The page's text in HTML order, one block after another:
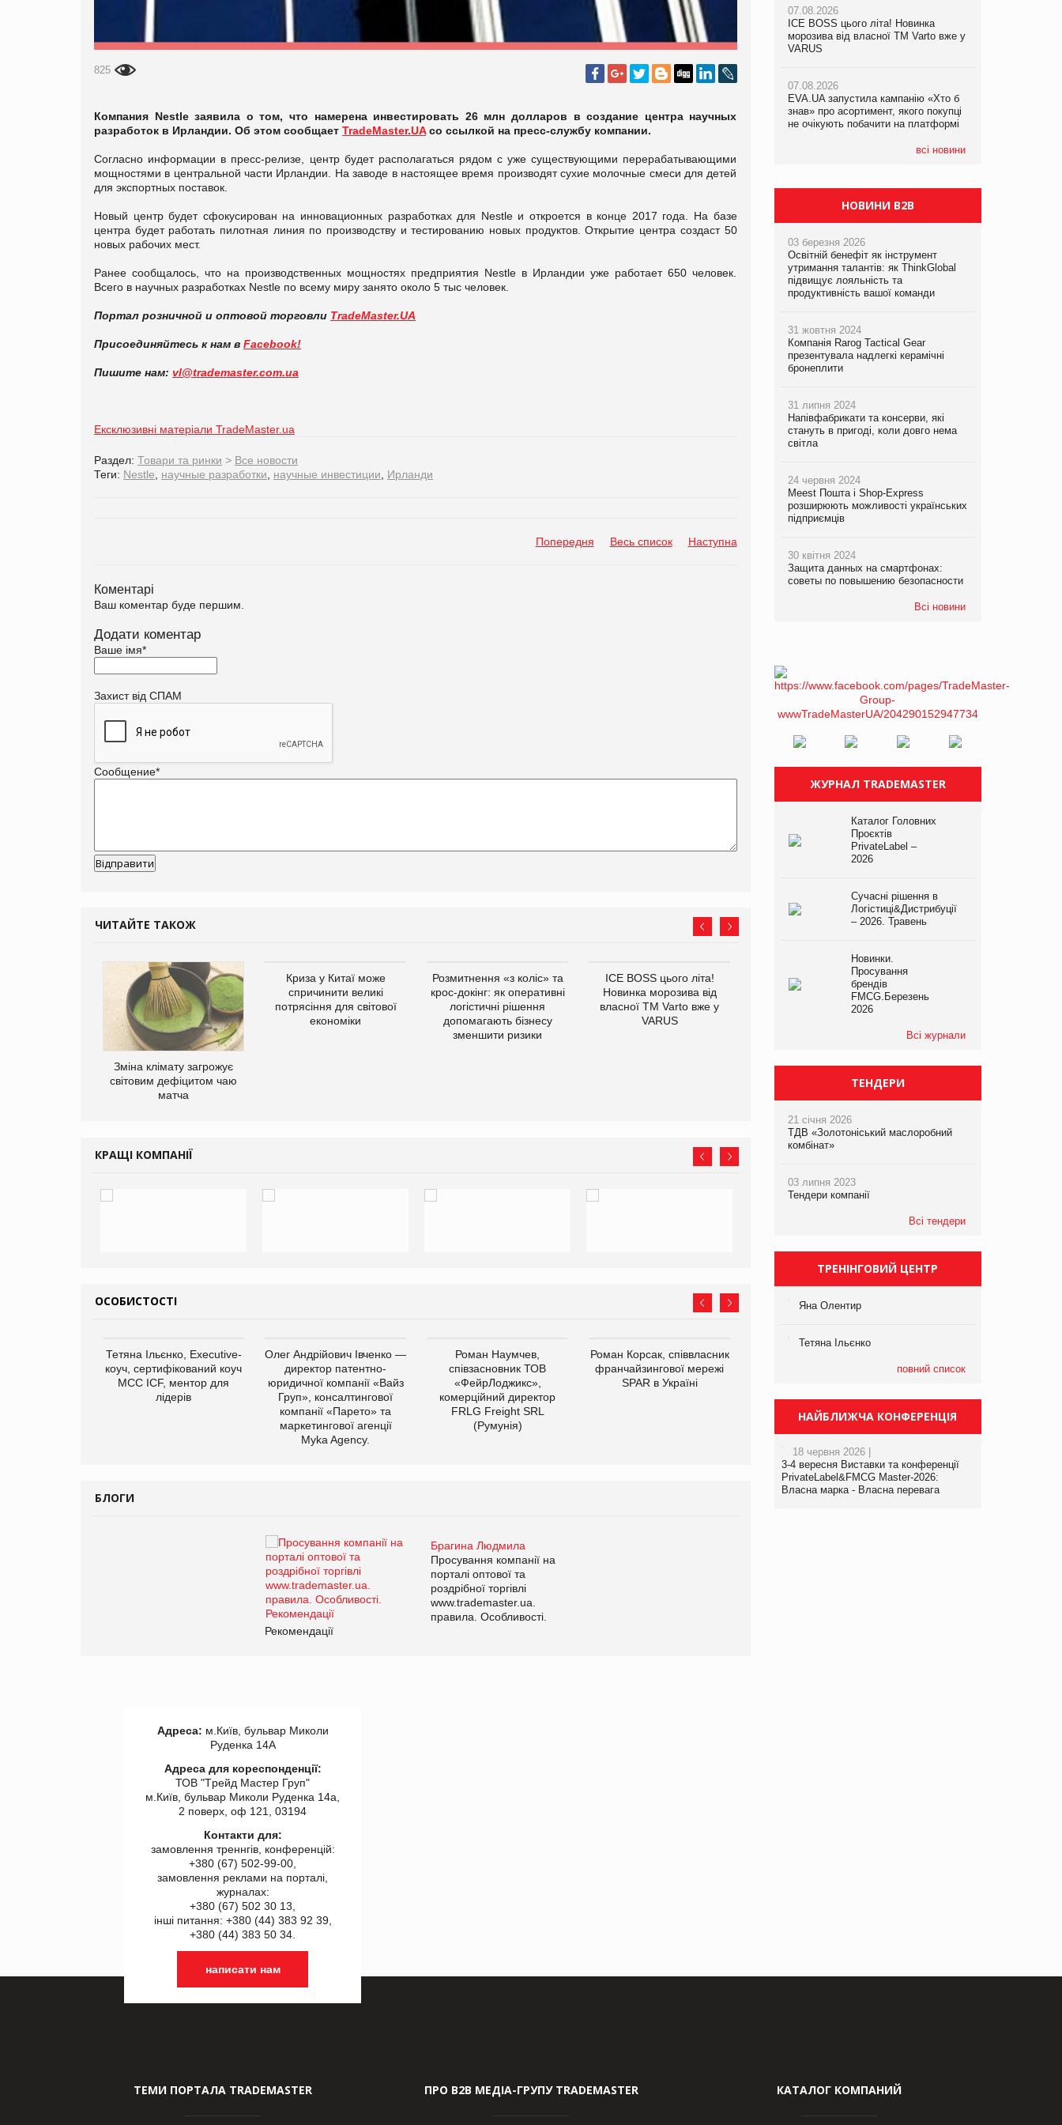
825
Компания Nestle заявила о том, что намерена инвестировать 26 млн долларов в создание центра научных
разработок в Ирландии. Об этом сообщает TradeMaster.UAсо ссылкой на пресс-службу компании.
Согласно информации в пресс-релизе, центр будет располагаться рядом с уже существующими перерабатывающими
мощностями в центральной части Ирландии. На заводе в настоящее время производят сухие молочные смеси для детей
для экспортных поставок.
Новый центр будет сфокусирован на инновационных разработках для Nestle и откроется в конце 2017 года. На базе
центра будет работать пилотная линия по производству и тестированию новых продуктов. Открытие центра создаст 50
новых рабочих мест.
Ранее сообщалось, что на производственных мощностях предприятия Nestle в Ирландии уже работает 650 человек.
Всего в научных разработках Nestle по всему миру занято около 5 тыс человек.
Портал розничной и оптовой торговли TradeMaster.UA
Присоединяйтесь к нам в Facebook!
Пишите нам: vl@trademaster.com.ua
Ексклюзивні матеріали TradeMaster.ua
Раздел: Товари та ринки > Все новости
Теги: Nestle научные разработки научные инвестиции Ирланди
Попередня Весь список Наступна
Коментарі
Ваш коментар буде першим.
Додати коментар
Ваше імя*
Захист від СПАМ
Сообщение*
ЧИТАЙТЕ ТАКОЖ
Зміна клімату загрожує
світовим дефіцитом чаю
матча
Криза у Китаї може
спричинити великі
потрясіння для світової
економіки
Розмитнення «з коліс» та
крос-докінг: як оперативні
логістичні рішення
допомагають бізнесу
зменшити ризики
ICE BOSS цього літа!
Новинка морозива від
власної ТМ Varto вже у
VARUS
EVA.UA запустила
кампанію «Хто б знав» про
асортимент, якого покупці
збиток у першому півріччі
КРАЩІ КОМПАНІЇ
ОСОБИСТОСТІ
Тетяна Ільєнко, Executive-
коуч, сертифікований коуч
МСС ICF, ментор для
лідерів
Олег Андрійович Івченко —
директор патентно-
юридичної компанії «Вайз
Груп», консалтингової
компанії «Парето» та
маркетингової агенції
Myka Agency.
Роман Наумчев,
співзасновник ТОВ
«ФейрЛоджикс»,
комерційний директор
FRLG Freight SRL
(Румунія)
Роман Корсак, співвласник
франчайзингової мережі
SPAR в Україні
виробництва
компанії «УкраМарин»
БЛОГИ
Брагина Людмила
Просування компанії на
порталі оптової та
роздрібної торгівлі
www.trademaster.ua.
правила. Особливості.
Рекомендації
07.08.2026
ICE BOSS цього літа! Новинка
морозива від власної ТМ Varto вже у
VARUS
07.08.2026
EVA.UA запустила кампанію «Хто б
знав» про асортимент, якого покупці
не очікують побачити на платформі
всі новини
07.08.2026
ICE BOSS цього літа! Новинка
морозива від власної ТМ Varto вже у
VARUS
07.08.2026
EVA.UA запустила кампанію «Хто б
знав» про асортимент, якого покупці
не очікують побачити на платформі
07.08.2026
Франція заборонила рекламні дзвінки
НОВИНИ B2B
03 березня 2026
Освітній бенефіт як інструмент
утримання талантів: як ThinkGlobal
підвищує лояльність та
продуктивність вашої команди
31 жовтня 2024
Компанія Rarog Tactical Gear
презентувала надлегкі керамічні
бронеплити
31 липня 2024
Напівфабрикати та консерви, які
стануть в пригоді, коли довго нема
світла
24 червня 2024
Meest Пошта і Shop-Express
розширюють можливості українських
підприємців
30 квітня 2024
Защита данных на смартфонах:
советы по повышению безопасности
Всі новини
ЖУРНАЛ TRADEMASTER
Каталог Головних
Проєктів
PrivateLabel –
2026
Сучасні рішення в
Логістиці&Дистрибуції
– 2026. Травень
Новинки.
Просування
брендів
FMCG.Березень
2026
Всі журнали
ТЕНДЕРИ
21 січня 2026
ТДВ «Золотоніський маслоробний
комбінат»
03 липня 2023
Тендери компанії
Всі тендери
ТРЕНІНГОВИЙ ЦЕНТР
Яна Олентир
Тетяна Ільєнко
повний список
НАЙБЛИЖЧА КОНФЕРЕНЦІЯ
18 червня 2026 |
3-4 вересня Виставки та конференції
PrivateLabel&FMCG Master-2026:
Власна марка - Власна перевага
Адреса: м.Київ, бульвар Миколи
Руденка 14А
Адреса для кореспонденції:
ТОВ "Tрейд Мастер Груп"
м.Київ, бульвар Миколи Руденка 14а,
2 поверх, оф 121, 03194
Контакти для:
замовлення треннгів, конференцій:
+380 (67) 502-99-00,
замовлення реклами на порталі,
журналах:
+380 (67) 502 30 13,
інші питання: +380 (44) 383 92 39,
+380 (44) 383 50 34.
написати нам
ТЕМИ ПОРТАЛА TRADEMASTER ПРО В2В МЕДІА-ГРУПУ TRADEMASTER КАТАЛОГ КОМПАНИЙ